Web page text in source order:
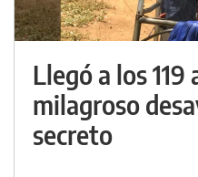
Llegó a los 119
milagroso
secreto